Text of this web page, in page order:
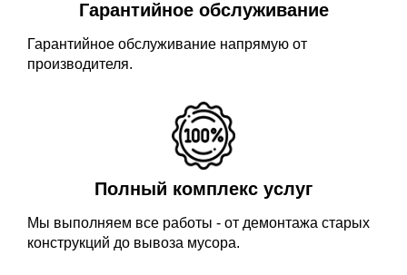
Гарантийное обслуживание
Гарантийное обслуживание напрямую от
производителя.
Полный комплекс услуг
Мы выполняем все работы - от демонтажа старых
конструкций до вывоза мусора.